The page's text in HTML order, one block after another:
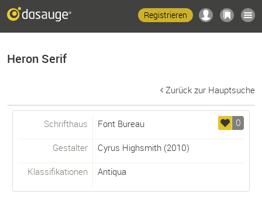
Registrieren
Heron Serif
Zurück zur Hauptsuche
0
Schrifthaus Font Bureau
Gestalter Cyrus Highsmith(2010)
Klassifikationen Antiqua